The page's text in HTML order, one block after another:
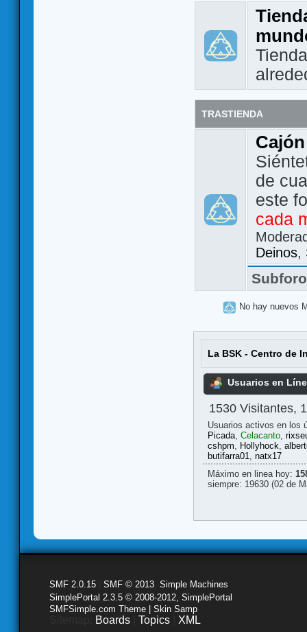
TRASTIENDA
de
este
cada
Deinos,
No hay nuevos
La BSK - Centro de
Usuarios en
1530 Visitantes,
Usuarios activos en los
Picada, Celacanto,
cshpm, Hollyhock,
butifarra01, natx17
Máximo en linea hoy:
siempre: 19630 (02 de
SMF 2.0.15 SMF © 2013 Simple Machines
SimplePortal 2.3.5 © 2008-2012, SimplePortal
SMFSimple.com Theme | Skin Samp
Boards Topics XML